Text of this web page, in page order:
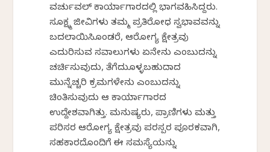
ವರ್ಚುವಲ್ ಕಾರ್ಯಾಗಾರದಲ್ಲಿ ಭಾಗವಹಿಸಿದ್ದರು.
ಸೂಕ್ಷ್ಮ ಜೀವಿಗಳು ತಮ್ಮ ಪ್ರತಿರೋಧ ಸ್ವಭಾವವನ್ನು
ಬದಲಾಯಿಸಿಕೊಂಡರೆ, ಆರೋಗ್ಯ ಕ್ಷೇತ್ರವು
ಎದುರಿಸುವ ಸವಾಲುಗಳು ಏನೇನು ಎಂಬುದನ್ನು
ಚರ್ಚಿಸುವುದು, ತೆಗೆದುಕೊಳ್ಳಬಹುದಾದ
ಮುನ್ನೆಚ್ಚರಿಕೆ ಕ್ರಮಗಳೇನು ಎಂಬುದನ್ನು
ಚಿಂತಿಸುವುದು ಆ ಕಾರ್ಯಾಗಾರದ
ಉದ್ದೇಶವಾಗಿತ್ತು. ಮನುಷ್ಯರು, ಪ್ರಾಣಿಗಳು ಮತ್ತು
ಪರಿಸರ ಆರೋಗ್ಯ ಕ್ಷೇತ್ರವು ಪರಸ್ಪರ ಪೂರಕವಾಗಿ,
ಸಹಕಾರದೊಂದಿಗೆ ಈ ಸಮಸ್ಯೆಯನ್ನು